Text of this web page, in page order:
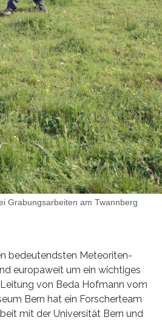
Grabungsarbeiten am Twannberg
bedeutendsten Meteoriten-
europaweit um ein wichtiges
von Beda Hofmann vom
Bern hat ein Forscherteam
mit der Universität Bern und